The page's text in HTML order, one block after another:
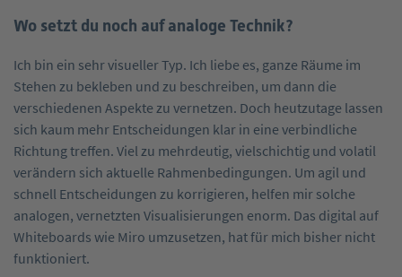
Wo setzt du noch auf analoge Technik?
Ich bin ein sehr visueller Typ. Ich liebe es, ganze Räume im
Stehen zu bekleben und zu beschreiben, um dann die
verschiedenen Aspekte zu vernetzen. Doch heutzutage lassen
sich kaum mehr Entscheidungen klar in eine verbindliche
Richtung treffen. Viel zu mehrdeutig, vielschichtig und volatil
verändern sich aktuelle Rahmenbedingungen. Um agil und
schnell Entscheidungen zu korrigieren, helfen mir solche
analogen, vernetzten Visualisierungen enorm. Das digital auf
Whiteboards wie Miro umzusetzen, hat für mich bisher nicht
funktioniert.